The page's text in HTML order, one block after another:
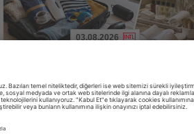
03.08.2026
İsveçli tatilciler valizlerine en sık kahve koyarken, otel
odalarındaki ücretsiz ürünleri yanlarına almamalarıyla da